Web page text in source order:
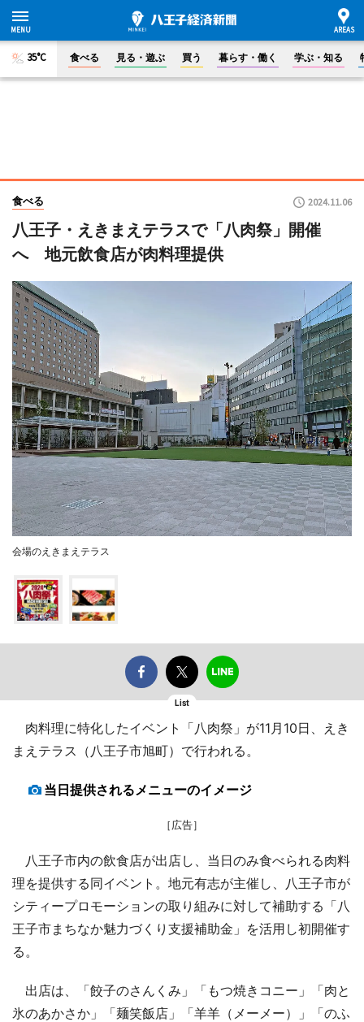
35°C 食べる 見る・遊ぶ 買う 暮らす・働く 学ぶ・知る
食べる 2024.11.06
八王子・えきまえテラスで「八肉祭」開催
へ 地元飲食店が肉料理提供
会場のえきまえテラス
List
肉料理に特化したイベント「八肉祭」が11月10日、えき
まえテラス（八王子市旭町）で行われる。
当日提供されるメニューのイメージ
［広告］
八王子市内の飲食店が出店し、当日のみ食べられる肉料
理を提供する同イベント。地元有志が主催し、八王子市が
シティープロモーションの取り組みに対して補助する「八
王子市まちなか魅力づくり支援補助金」を活用し初開催す
る。
出店は、「餃子のさんくみ」「もつ焼きコニー」「肉と
氷のあかさか」「麺笑飯店」「羊羊（メーメー）」「のふ